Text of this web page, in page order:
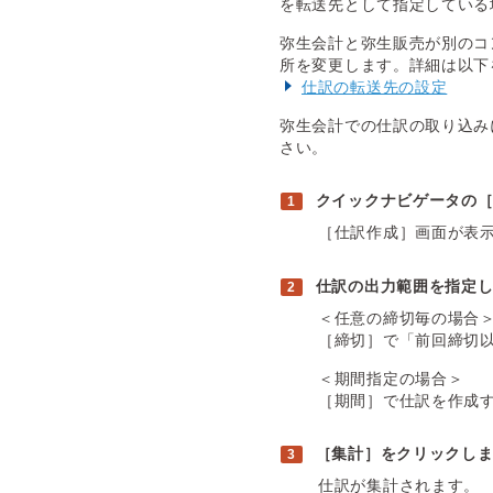
を転送先として指定してい
弥生会計と弥生販売が別の
所を変更します。詳細は以
仕訳の転送先の設定
弥生会計での仕訳の取り込
さい。
クイックナビゲータの
［仕訳作成］画面が表
仕訳の出力範囲を指定
＜任意の締切毎の場合
［締切］で「前回締切
＜期間指定の場合＞
［期間］で仕訳を作成
［集計］をクリックし
仕訳が集計されます。